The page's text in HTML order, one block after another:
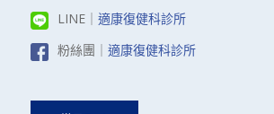
LINE｜ 適康復健科診所
粉絲團｜ 適康復健科診所